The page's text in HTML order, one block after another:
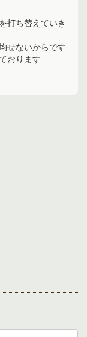
打ち替えていき
せないからです
おります